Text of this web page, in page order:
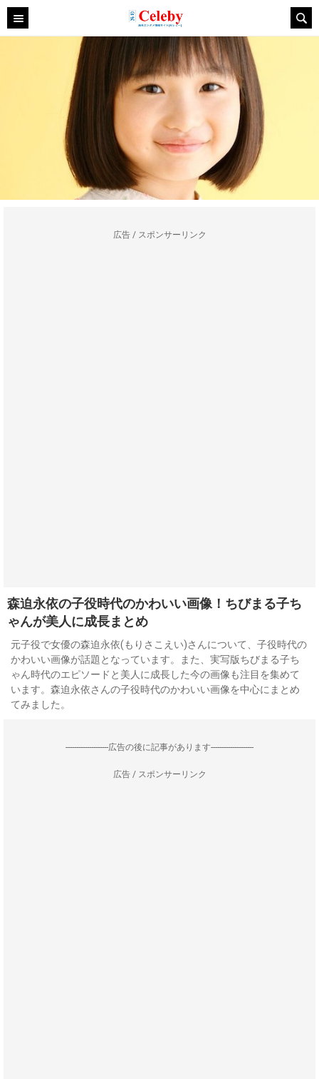
広告 / スポンサーリンク
森迫永依の子役時代のかわいい画像！ちびまる子ち
ゃんが美人に成長まとめ
元子役で女優の森迫永依(もりさこえい)さんについて、子役時代の
かわいい画像が話題となっています。また、実写版ちびまる子ち
ゃん時代のエピソードと美人に成長した今の画像も注目を集めて
います。森迫永依さんの子役時代のかわいい画像を中心にまとめ
てみました。
--------------------広告の後に記事があります--------------------
広告 / スポンサーリンク